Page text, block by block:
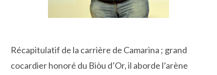
Récapitulatif de la carrière de Camarina ; grand
cocardier honoré du Biòu d’Or, il aborde l’arène